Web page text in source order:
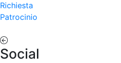
Richiesta
Patrocinio
Social